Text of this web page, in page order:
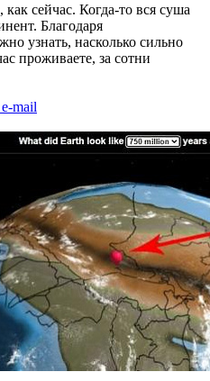
как сейчас. Когда-то вся суша
Благодаря
узнать, насколько сильно
проживаете, за сотни
mail